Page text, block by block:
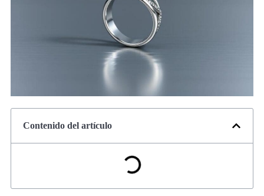
Contenido del artículo